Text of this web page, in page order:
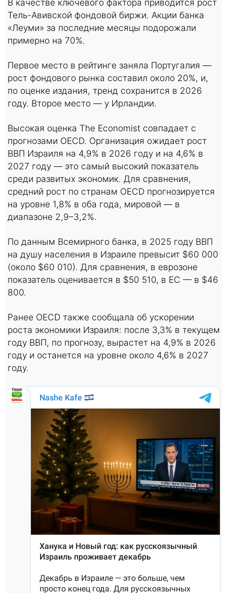
В качестве ключевого фактора приводится рост
Тель-Авивской фондовой биржи. Акции банка
«Леуми» за последние месяцы подорожали
примерно на 70%.
Первое место в рейтинге заняла Португалия —
рост фондового рынка составил около 20%, и,
по оценке издания, тренд сохранится в 2026
году. Второе место — у Ирландии.
Высокая оценка The Economist совпадает с
прогнозами OECD. Организация ожидает рост
ВВП Израиля на 4,9% в 2026 году и на 4,6% в
2027 году — это самый высокий показатель
среди развитых экономик. Для сравнения,
средний рост по странам OECD прогнозируется
на уровне 1,8% в оба года, мировой — в
диапазоне 2,9–3,2%.
По данным Всемирного банка, в 2025 году ВВП
на душу населения в Израиле превысит $60 000
(около $60 010). Для сравнения, в еврозоне
показатель оценивается в $50 510, в ЕС — в $46
800.
Ранее OECD также сообщала об ускорении
роста экономики Израиля: после 3,3% в текущем
году ВВП, по прогнозу, вырастет на 4,9% в 2026
году и останется на уровне около 4,6% в 2027
году.